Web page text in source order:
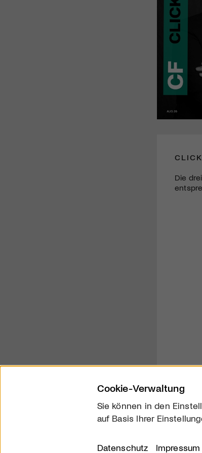
CLICK
Die
Über uns
Cookie-Verwaltung
Sie können in den
auf Basis Ihrer
Datenschutz Impressum